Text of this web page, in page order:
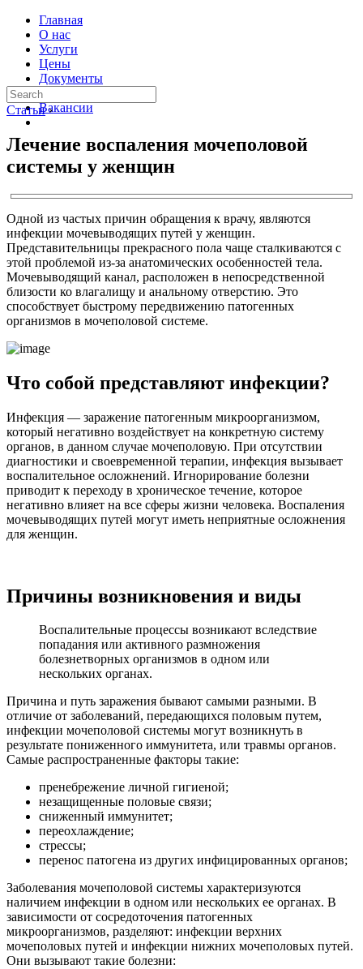
Главная
О нас
Услуги
Цены
Документы
Контакты
Вакансии
Статьи ›
Лечение воспаления мочеполовой
системы у женщин
Одной из частых причин обращения к врачу, являются
инфекции мочевыводящих путей у женщин.
Представительницы прекрасного пола чаще сталкиваются с
этой проблемой из-за анатомических особенностей тела.
Мочевыводящий канал, расположен в непосредственной
близости ко влагалищу и анальному отверстию. Это
способствует быстрому передвижению патогенных
организмов в мочеполовой системе.
Что собой представляют инфекции?
Инфекция — заражение патогенным микроорганизмом,
который негативно воздействует на конкретную систему
органов, в данном случае мочеполовую. При отсутствии
диагностики и своевременной терапии, инфекция вызывает
воспалительное осложнений. Игнорирование болезни
приводит к переходу в хроническое течение, которое
негативно влияет на все сферы жизни человека. Воспаления
мочевыводящих путей могут иметь неприятные осложнения
для женщин.
Причины возникновения и виды
Воспалительные процессы возникают вследствие
попадания или активного размножения
болезнетворных организмов в одном или
нескольких органах.
Причина и путь заражения бывают самыми разными. В
отличие от заболеваний, передающихся половым путем,
инфекции мочеполовой системы могут возникнуть в
результате пониженного иммунитета, или травмы органов.
Самые распространенные факторы такие:
пренебрежение личной гигиеной;
незащищенные половые связи;
сниженный иммунитет;
переохлаждение;
стрессы;
перенос патогена из других инфицированных органов;
Заболевания мочеполовой системы характеризуются
наличием инфекции в одном или нескольких ее органах. В
зависимости от сосредоточения патогенных
микроорганизмов, разделяют: инфекции верхних
мочеполовых путей и инфекции нижних мочеполовых путей.
Они вызывают такие болезни: